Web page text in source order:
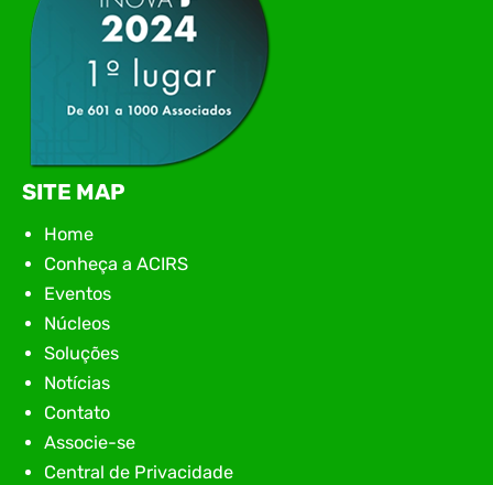
SITE MAP
Home
Conheça a ACIRS
Eventos
Núcleos
Soluções
Notícias
Contato
Associe-se
Central de Privacidade